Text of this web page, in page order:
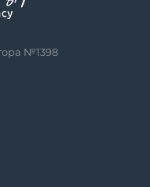
№1398